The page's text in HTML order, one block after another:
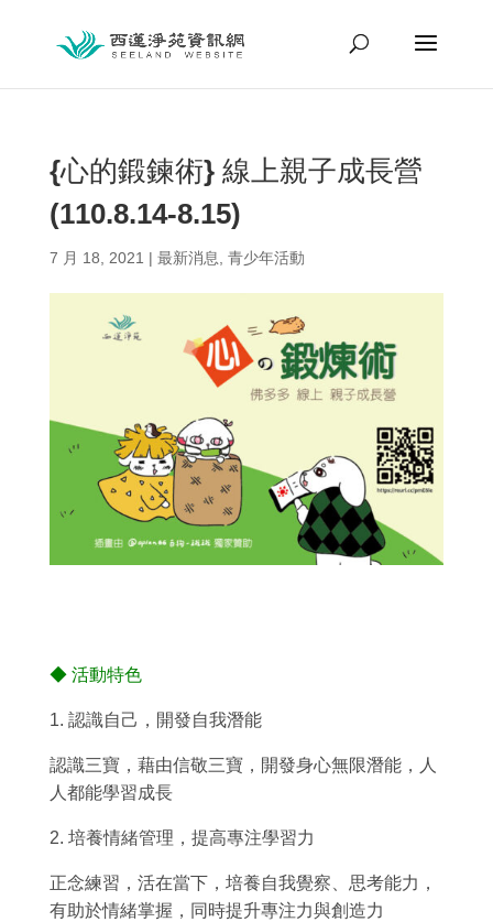
{心的鍛鍊術} 線上親子成長營
(110.8.14-8.15)
7 月 18, 2021 | 最新消息 青少年活動
◆ 活動特色
1. 認識自己，開發自我潛能
認識三寶，藉由信敬三寶，開發身心無限潛能，人
人都能學習成長
2. 培養情緒管理，提高專注學習力
正念練習，活在當下，培養自我覺察、思考能力，
有助於情緒掌握，同時提升專注力與創造力